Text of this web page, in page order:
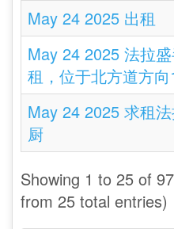
May 24 2025 出租
May 24 2025 法拉
租，位于北方道方
May 24 2025 求租
厨
Showing 1 to 25 of
from 25 total entries)